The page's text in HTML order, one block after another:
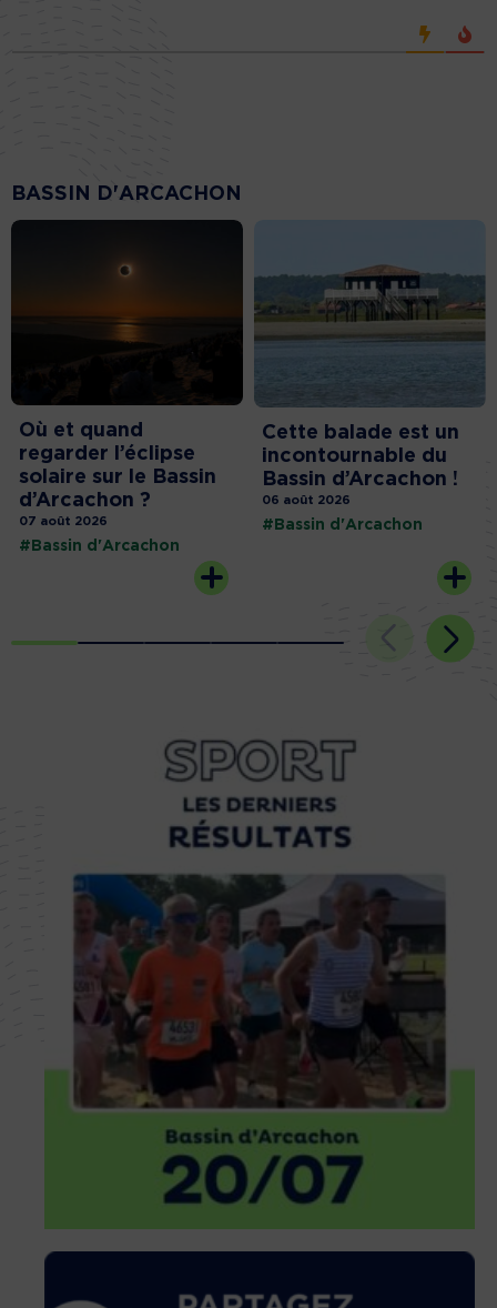
BASSIN D'ARCACHON
Où et quand
regarder l’éclipse
solaire sur le Bassin
d’Arcachon ?
07 août 2026
#Bassin d'Arcachon
Cette balade est un
incontournable du
Bassin d’Arcachon !
06 août 2026
#Bassin d'Arcachon